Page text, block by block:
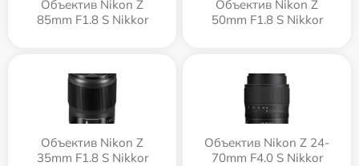
Объектив Nikon Z
85mm F1.8 S Nikkor
Объектив Nikon Z
50mm F1.8 S Nikkor
Объектив Nikon Z
35mm F1.8 S Nikkor
Объектив Nikon Z 24-
70mm F4.0 S Nikkor